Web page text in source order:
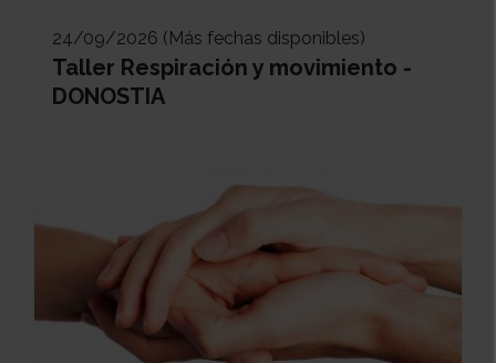
24/09/2026 (Más fechas disponibles)
Taller Respiración y movimiento -
DONOSTIA